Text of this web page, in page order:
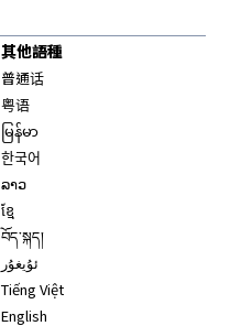
其他語種
普通话
粤语
မြန်မာ
한국어
ລາວ
ខ្មែ
བོད་སྐད།
ئۇيغۇر
Tiếng Việt
English